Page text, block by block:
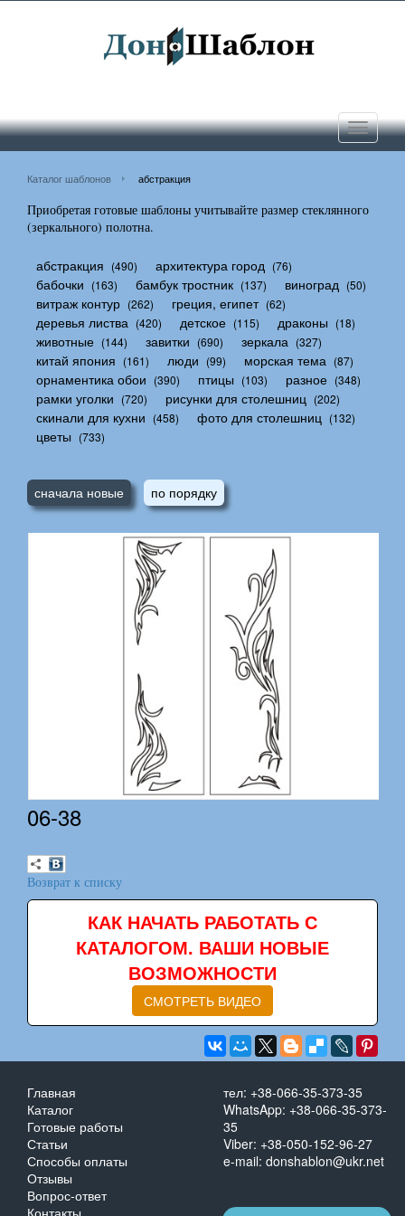
Toggle
Каталог шаблонов абстракция
Приобретая готовые шаблоны учитывайте размер стеклянного
(зеркального) полотна.
абстракция (490) архитектура город (76)
бабочки (163) бамбук тростник (137) виноград (50)
витраж контур (262) греция, египет (62)
деревья листва (420) детское (115) драконы (18)
животные (144) завитки (690) зеркала (327)
китай япония (161) люди (99) морская тема (87)
орнаментика обои (390) птицы (103) разное (348)
рамки уголки (720) рисунки для столешниц (202)
скинали для кухни (458) фото для столешниц (132)
цветы (733)
сначала новые по порядку
06-38
Возврат к списку
КАК НАЧАТЬ РАБОТАТЬ С
КАТАЛОГОМ. ВАШИ НОВЫЕ
ВОЗМОЖНОСТИ
СМОТРЕТЬ ВИДЕО
Главная
Каталог
Готовые работы
Статьи
Способы оплаты
Отзывы
Вопрос-ответ
тел: +38-066-35-373-35
WhatsApp: +38-066-35-373-
35
Viber: +38-050-152-96-27
e-mail: donshablon@ukr.net